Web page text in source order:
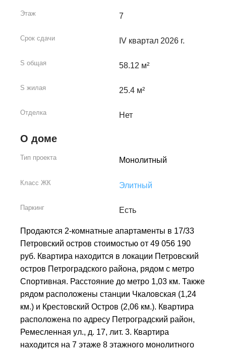
Этаж 7
Срок сдачи IV квартал 2026 г.
S общая 58.12 м²
S жилая 25.4 м²
Отделка Нет
О доме
Тип проекта Монолитный
Класс ЖК Элитный
Паркинг Есть
Продаются 2-комнатные апартаменты в 17/33
Петровский остров стоимостью от 49 056 190
руб. Квартира находится в локации Петровский
остров Петроградского района, рядом с метро
Спортивная. Расстояние до метро 1,03 км. Также
рядом расположены станции Чкаловская (1,24
км.) и Крестовский Остров (2,06 км.). Квартира
расположена по адресу Петроградский район,
Ремесленная ул., д. 17, лит. 3. Квартира
находится на 7 этаже 8 этажного монолитного